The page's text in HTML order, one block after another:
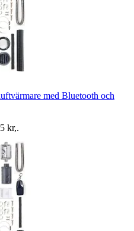
med Bluetooth och
kr,.